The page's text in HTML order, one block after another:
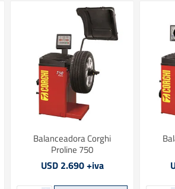
Balanceadora Corghi
Proline 750
USD 2.690 +iva